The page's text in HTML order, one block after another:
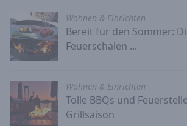
Wohnen & Einrichten
Bereit für den Sommer:
Feuerschalen ...
Wohnen & Einrichten
Tolle BBQs und
Grillsaison